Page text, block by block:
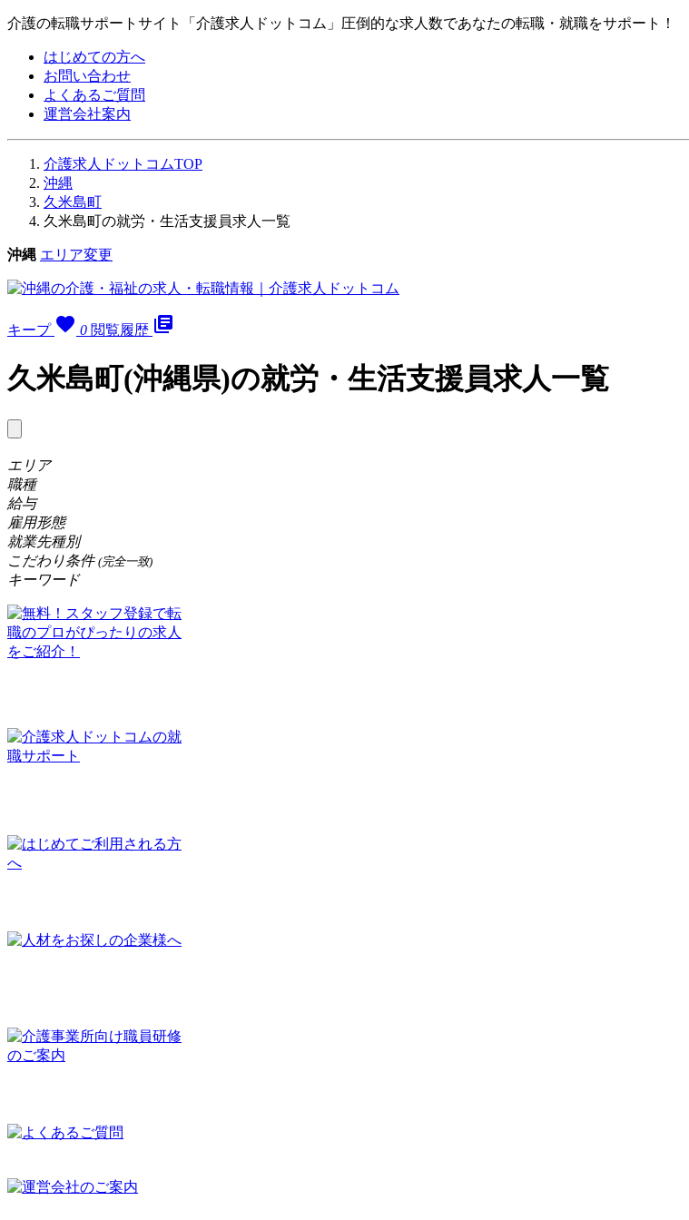
介護の転職サポートサイト「介護求人ドットコム」圧倒的な求人数であなたの転職・就職をサポート！
はじめての方へ
お問い合わせ
よくあるご質問
運営会社案内
介護求人ドットコムTOP
沖縄
久米島町
久米島町の就労・生活支援員求人一覧
沖縄 エリア変更
キープ favorite 0 閲覧履歴 library_books
久米島町(沖縄県)の就労・生活支援員求人一覧
エリア
職種
給与
雇用形態
就業先種別
こだわり条件 (完全一致)
キーワード